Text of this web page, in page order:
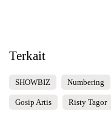
Terkait
SHOWBIZ Numbering
Gosip Artis Risty Tagor